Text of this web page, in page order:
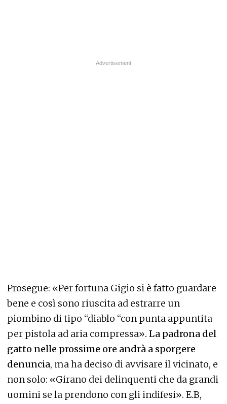
Prosegue: «Per fortuna Gigio si è fatto guardare
bene e così sono riuscita ad estrarre un
piombino di tipo “diablo “con punta appuntita
per pistola ad aria compressa». La padrona del
gatto nelle prossime ore andrà a sporgere
denuncia, ma ha deciso di avvisare il vicinato, e
non solo: «Girano dei delinquenti che da grandi
uomini se la prendono con gli indifesi». E.B,